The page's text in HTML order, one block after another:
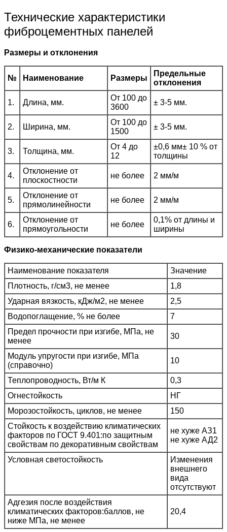
Технические характеристики
фиброцементных панелей
Размеры и отклонения
№ Наименование Размеры
Предельные
отклонения
1. Длина, мм.
От 100 до
3600
± 3-5 мм.
2. Ширина, мм.
От 100 до
1500
± 3-5 мм.
3. Толщина, мм.
От 4 до
12
±0,6 мм± 10 % от
толщины
4.
Отклонение от
плоскостности
не более 2 мм/м
5.
Отклонение от
прямолинейности
не более 2 мм/м
6.
Отклонение от
прямоугольности
не более
0,1% от длины и
ширины
Физико-механические показатели
Наименование показателя
Значение
Плотность, г/см3, не менее
1,8
Ударная вязкость, кДж/м2, не менее
2,5
Водопоглащение, % не более
7
Предел прочности при изгибе, МПа, не
менее
30
Модуль упругости при изгибе, МПа
(справочно)
10
Теплопроводность, Вт/м К
0,3
Огнестойкость
НГ
Морозостойкость, циклов, не менее
150
Стойкость к воздействию климатических
факторов по ГОСТ 9.401:по защитным
свойствам по декоративным свойствам
не хуже АЗ1
не хуже АД2
Условная светостойкость
Изменения
внешнего
вида
отсутствуют
Адгезия после воздействия
климатических факторов:баллов, не
ниже МПа, не менее
20,4